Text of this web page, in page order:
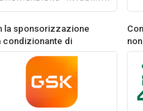
la sponsorizzazione
condizionante di